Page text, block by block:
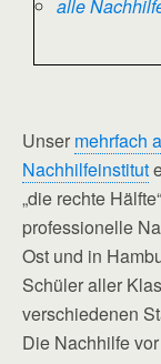
alle
Unser mehrfach
Nachhilfeinstitut
„die rechte
professionelle
Ost und in
Schüler aller
verschiedenen
Die Nachhilfe